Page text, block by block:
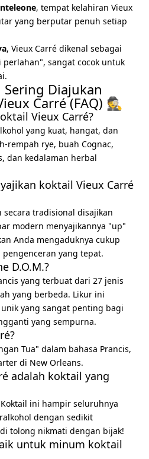
, tempat kelahiran Vieux
yang berputar penuh setiap
, Vieux Carré dikenal sebagai
sangat cocok untuk
Sering Diajukan
Carré (FAQ) 🕵️
Vieux Carré?
yang kuat, hangat, dan
rempah rye, buah Cognac,
dan kedalaman herbal
koktail Vieux Carré
secara tradisional disajikan
modern menyajikannya "up"
Anda mengaduknya cukup
yang tepat.
D.O.M.?
yang terbuat dari 27 jenis
yang berbeda. Likur ini
yang sangat penting bagi
yang sempurna.
Tua" dalam bahasa Prancis,
di New Orleans.
adalah koktail yang
ini hampir seluruhnya
dengan sedikit
tolong nikmati dengan bijak!
untuk minum koktail